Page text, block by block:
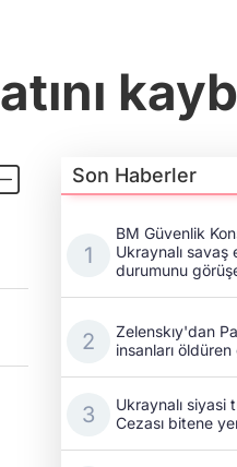
Son Haberler
BM Güvenlik
Ukraynalı savaş
durumunu
Zelenskıy'dan
insanları
Ukraynalı siyasi
Cezası bitene